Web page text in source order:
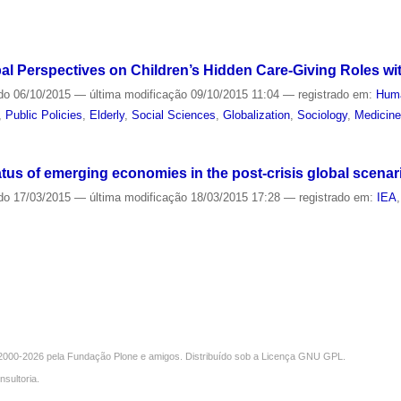
Perspectives on Children’s Hidden Care-Giving Roles
06/10/2015— última modificação 09/10/2015 11:04— registrado em:
Public Policies Elderly,Social Sciences ,Globalization ,Sociology, Medicine
of emerging economies in the post-crisis global
17/03/2015— última modificação 18/03/2015 17:28— registrado em: IEA
2026 pela Fundação Plone e amigos. Distribuído sob a Licença GNU GPL